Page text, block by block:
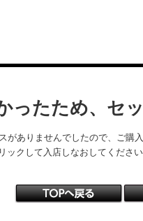
ったため、セ
がありませんでしたので、ご購
クして入店しなおしてください